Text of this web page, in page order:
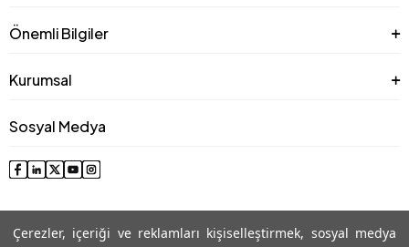
Çerezler, içeriği ve reklamları kişiselleştirmek, sosyal medya
Önemli Bilgiler
Kurumsal
Sosyal Medya